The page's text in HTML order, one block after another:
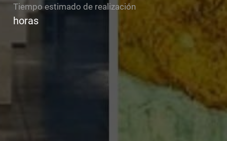
Tiempo estimado de realización
horas